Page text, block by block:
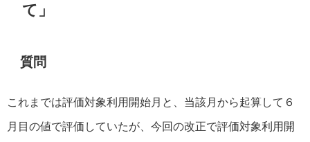
て」
質問
これまでは評価対象利用開始月と、当該月から起算して６
月目の値で評価していたが、今回の改正で評価対象利用開